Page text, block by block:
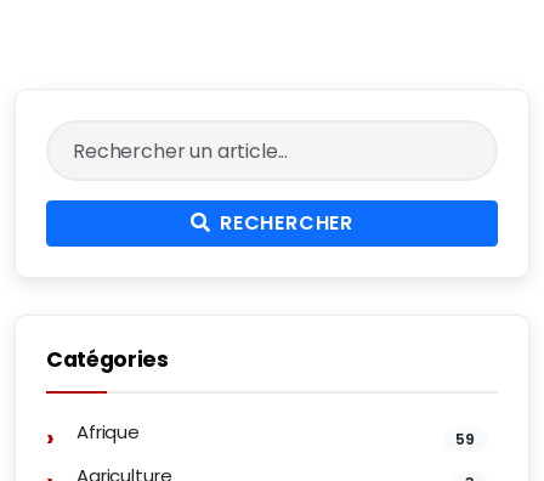
RECHERCHER
Catégories
Afrique 59